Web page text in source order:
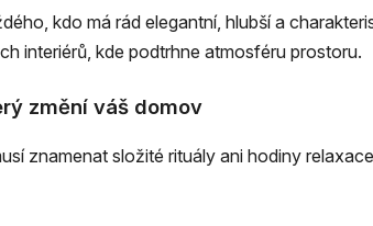
kdo má rád elegantní, hlubší a
interiérů, kde podtrhne atmosféru prostoru.
změní váš domov
znamenat složité rituály ani hodiny